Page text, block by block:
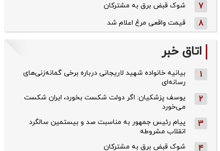
7 شوک قبض برق به مشترکان
8 قیمت واقعی مرغ اعلام شد
اتاق خبر
1
بیانیه خانواده شهید لاریجانی درباره برخی گمانه‌زنی‌های
رسانه‌ای
2
یوسف پزشکیان: اگر دولت شکست بخورد، ایران شکست
می‌خورد
3
پیام رئیس جمهور به مناسبت صد و بیستمین سالگرد
انقلاب مشروطه
4 شوک قبض برق به مشترکان